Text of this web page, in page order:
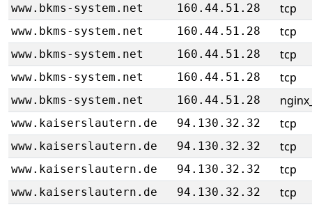
www.bkms-system.net 160.44.51.28 tcp
www.bkms-system.net 160.44.51.28 tcp
www.bkms-system.net 160.44.51.28 tcp
www.bkms-system.net 160.44.51.28 tcp
www.bkms-system.net 160.44.51.28
www.kaiserslautern.de 94.130.32.32 tcp
www.kaiserslautern.de 94.130.32.32 tcp
www.kaiserslautern.de 94.130.32.32 tcp
www.kaiserslautern.de 94.130.32.32 tcp